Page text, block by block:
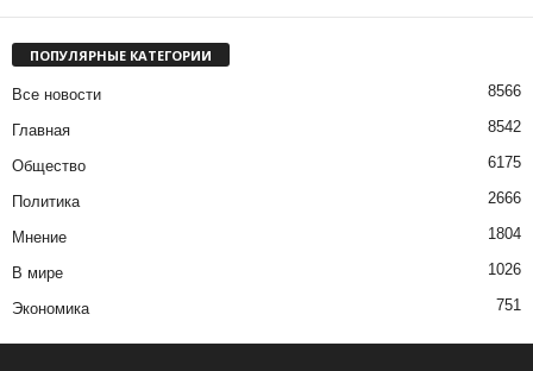
ПОПУЛЯРНЫЕ КАТЕГОРИИ
Все новости 8566
Главная 8542
Общество 6175
Политика 2666
Мнение 1804
В мире 1026
Экономика 751